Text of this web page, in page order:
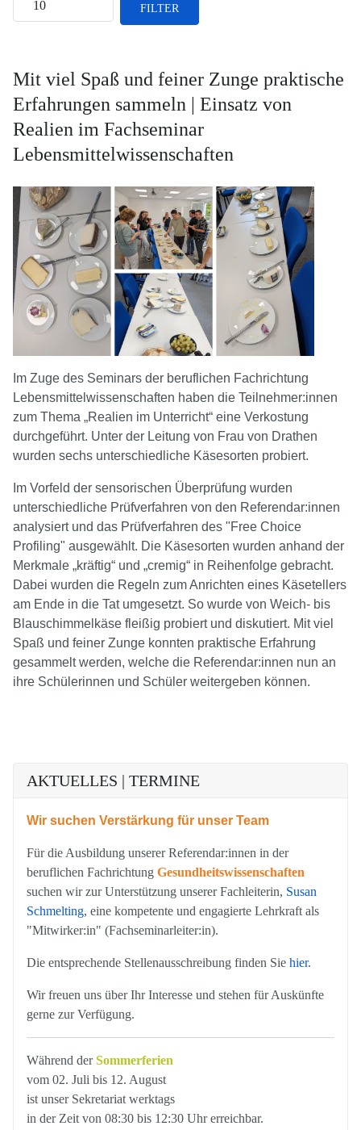
FILTER
Mit viel Spaß und feiner Zunge praktische
Erfahrungen sammeln | Einsatz von
Realien im Fachseminar
Lebensmittelwissenschaften
Im Zuge des Seminars der beruflichen Fachrichtung
Lebensmittelwissenschaften haben die Teilnehmer:innen
zum Thema „Realien im Unterricht“ eine Verkostung
durchgeführt. Unter der Leitung von Frau von Drathen
wurden sechs unterschiedliche Käsesorten probiert.
Im Vorfeld der sensorischen Überprüfung wurden
unterschiedliche Prüfverfahren von den Referendar:innen
analysiert und das Prüfverfahren des "Free Choice
Profiling" ausgewählt. Die Käsesorten wurden anhand der
Merkmale „kräftig“ und „cremig“ in Reihenfolge gebracht.
Dabei wurden die Regeln zum Anrichten eines Käsetellers
am Ende in die Tat umgesetzt. So wurde von Weich- bis
Blauschimmelkäse fleißig probiert und diskutiert. Mit viel
Spaß und feiner Zunge konnten praktische Erfahrung
gesammelt werden, welche die Referendar:innen nun an
ihre Schülerinnen und Schüler weitergeben können.
AKTUELLES | TERMINE
Wir suchen Verstärkung für unser Team
Für die Ausbildung unserer Referendar:innen in der
beruflichen Fachrichtung Gesundheitswissenschaften
suchen wir zur Unterstützung unserer Fachleiterin, Susan
Schmelting, eine kompetente und engagierte Lehrkraft als
"Mitwirker:in" (Fachseminarleiter:in).
Die entsprechende Stellenausschreibung finden Sie hier.
Wir freuen uns über Ihr Interesse und stehen für Auskünfte
gerne zur Verfügung.
Während derSommerferien
vom 02. Juli bis 12. August
ist unser Sekretariat werktags
in der Zeit von 08:30 bis 12:30 Uhr erreichbar.